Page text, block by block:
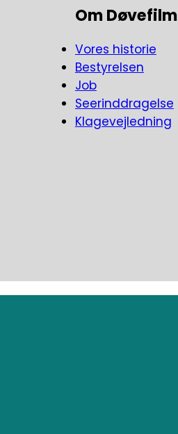
handler om følelser.
Om Døvefilm
Vores historie
Bestyrelsen
Job
Seerinddragelse
Klagevejledning